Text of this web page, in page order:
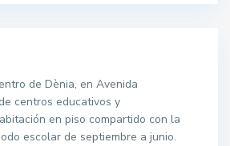
de Dènia, en Avenida
centros educativos y
en piso compartido con la
escolar de septiembre a junio.